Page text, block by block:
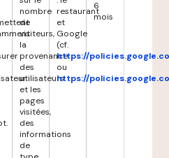
nombre
de
visiteurs,
la
provenance
des
utilisateurs
et les
pages
visitées,
des
informations
de
restaurant
et
Google
(cf.
https://
ou
https://
6
mois